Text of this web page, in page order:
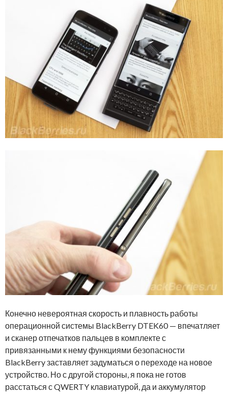
Конечно невероятная скорость и плавность работы
операционной системы BlackBerry DTEK60 — впечатляет
и сканер отпечатков пальцев в комплекте с
привязанными к нему функциями безопасности
BlackBerry заставляет задуматься о переходе на новое
устройство. Но с другой стороны, я пока не готов
расстаться с QWERTY клавиатурой, да и аккумулятор